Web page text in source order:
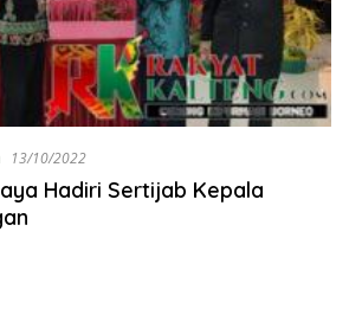
13/10/2022
Hadiri Sertijab Kepala